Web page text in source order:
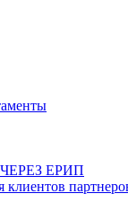
ЕРИП
клиентов